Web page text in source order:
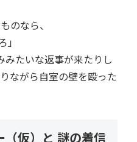
のなら、
」
みたいな返事が来たりし
ながら自室の壁を殴った
（仮）と 謎の着信